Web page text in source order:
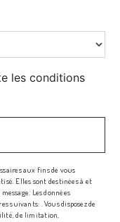
les conditions
aux fins de vous
Elles sont destinées à et
Les données
suivants: . Vous disposez de
de limitation,